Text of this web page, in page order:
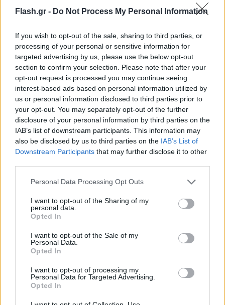
Flash.gr - Do Not Process My Personal Information
If you wish to opt-out of the sale, sharing to third parties, or
processing of your personal or sensitive information for
targeted advertising by us, please use the below opt-out
section to confirm your selection. Please note that after your
opt-out request is processed you may continue seeing
interest-based ads based on personal information utilized by
us or personal information disclosed to third parties prior to
your opt-out. You may separately opt-out of the further
disclosure of your personal information by third parties on the
IAB’s list of downstream participants. This information may
also be disclosed by us to third parties on the IAB’s List of
Downstream Participants that may further disclose it to other
Please note that this website/app uses one or more Google
not limited to your visit or usage behaviour. You may click to
grant or deny consent to Google and its third-party tags to
use your data for below specified purposes in below Google
consent section.
Personal Data Processing Opt Outs
I want to opt-out of the Sharing of my
personal data.
Opted In
I want to opt-out of the Sale of my
Personal Data.
Opted In
I want to opt-out of processing my
Personal Data for Targeted Advertising.
Opted In
Παράταση 2 έως 6 μηνών για την καταβολή
φορο-οφειλών - Ποιους αφορά
01.12.2023 10:14
Συντακτική
Ομάδα
Flash.gr
Εφορία: Δεύτερη ευκαιρία για εξώδικη επίλυση
διαφορών με δόσεις και μπόνους